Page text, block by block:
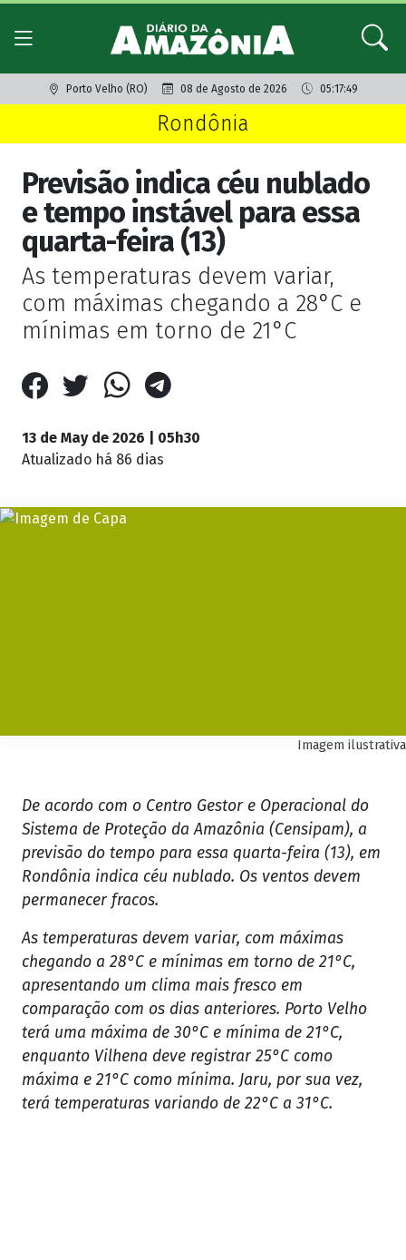
Porto Velho (RO) 08 de Agosto de 2026 05:17:49
Rondônia
Previsão indica céu nublado
e tempo instável para essa
quarta-feira (13)
As temperaturas devem variar,
com máximas chegando a 28°C e
mínimas em torno de 21°C
13 de May de 2026 | 05h30
Atualizado há 86 dias
Imagem ilustrativa
De acordo com o Centro Gestor e Operacional do
Sistema de Proteção da Amazônia (Censipam), a
previsão do tempo para essa quarta-feira (13), em
Rondônia indica céu nublado. Os ventos devem
permanecer fracos.
As temperaturas devem variar, com máximas
chegando a 28°C e mínimas em torno de 21°C,
apresentando um clima mais fresco em
comparação com os dias anteriores. Porto Velho
terá uma máxima de 30°C e mínima de 21°C,
enquanto Vilhena deve registrar 25°C como
máxima e 21°C como mínima. Jaru, por sua vez,
terá temperaturas variando de 22°C a 31°C.